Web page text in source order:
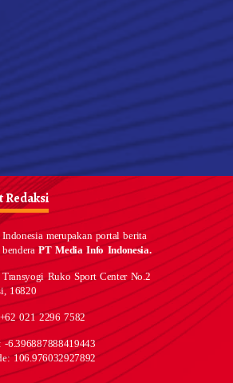
Redaksi
Indonesia merupakan portal berita
benderaPT Media Info Indonesia.
Ruko Sport Center No.2
16820
021 2296 7582
-6.396887888419443
106.976032927892